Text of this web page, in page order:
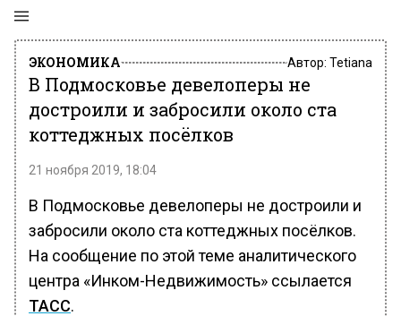
ЭКОНОМИКА Автор: Tetiana
В Подмосковье девелоперы не
достроили и забросили около ста
коттеджных посёлков
21 ноября 2019, 18:04
В Подмосковье девелоперы не достроили и
забросили около ста коттеджных посёлков.
На сообщение по этой теме аналитического
центра «Инком-Недвижимость» ссылается
ТАСС.